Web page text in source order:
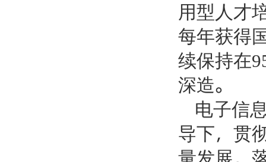
用型人才
每年获得
续保持在
深造。
电子信
导下，贯